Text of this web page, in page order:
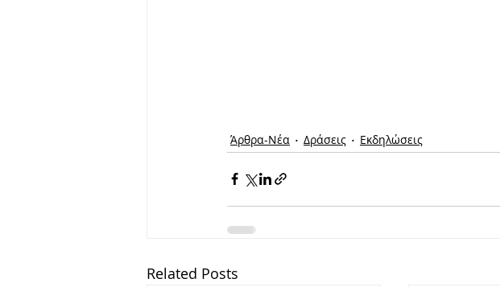
Άρθρα-Νέα Δράσεις Εκδηλώσεις
Related Posts